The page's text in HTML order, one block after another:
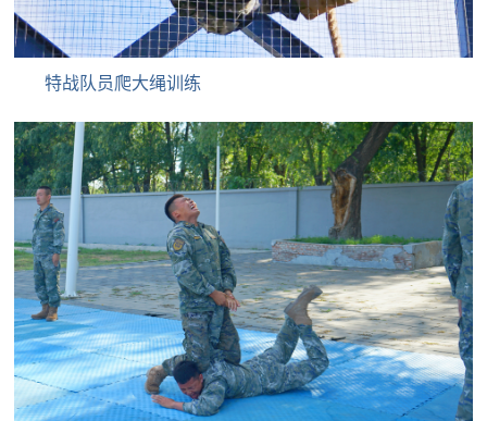
役
军
人
采
役
军
人
服
务
退
役
军
人
服
文
化
国
特战队员爬大绳训练